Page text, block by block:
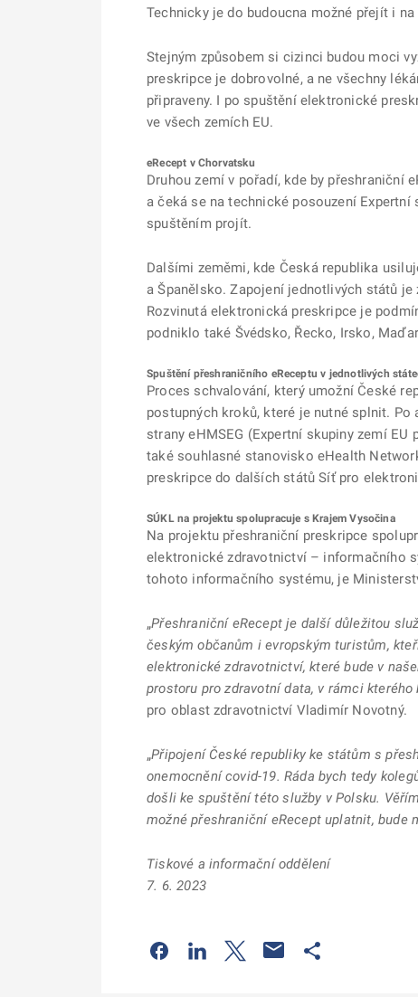
Technicky je do budoucna možné přejít i
Stejným způsobem si cizinci budou moci
preskripce je dobrovolné, a ne všechny
připraveny. I po spuštění elektronické
ve všech zemích EU.
eRecept v Chorvatsku
Druhou zemí v pořadí, kde by přeshraniční
a čeká se na technické posouzení
spuštěním projít.
Dalšími zeměmi, kde Česká republika
a Španělsko. Zapojení jednotlivých států
Rozvinutá elektronická preskripce je
podniklo také Švédsko, Řecko, Irsko,
Spuštění přeshraničního eReceptu v jednotlivých
Proces schvalování, který umožní České
postupných kroků, které je nutné splnit.
strany eHMSEG (Expertní skupiny zemí
také souhlasné stanovisko eHealth
preskripce do dalších států Síť pro
SÚKL na projektu spolupracuje s Krajem Vysočina
Na projektu přeshraniční preskripce
elektronické zdravotnictví – informačního
tohoto informačního systému, je
„Přeshraniční eRecept je další důležitou
českým občanům i evropským turistům,
elektronické zdravotnictví, které bude v
prostoru pro zdravotní data, v rámci
pro oblast zdravotnictví Vladimír Novotný.
„Připojení České republiky ke státům s
onemocnění covid-19. Ráda bych tedy
došli ke spuštění této služby v Polsku.
možné přeshraniční eRecept uplatnit, bude
Tiskové a informační oddělení
7. 6. 2023
Odkaz se otevře na nové kartě
Odkaz se otevře na nové kartě
Odkaz se otevře na nové